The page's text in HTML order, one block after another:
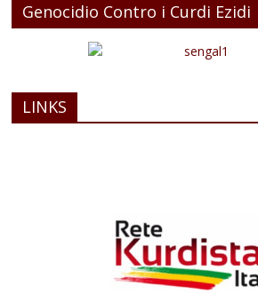
Genocidio Contro i Curdi Ezidi
LINKS